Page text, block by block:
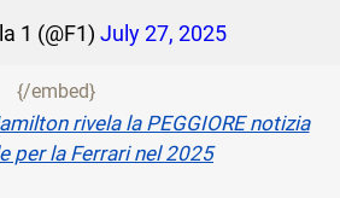
1 (@F1) July 27, 2025
{/embed}
rivela la PEGGIORE notizia
per la Ferrari nel 2025